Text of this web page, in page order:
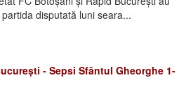
disputată luni seara...
- Sepsi Sfântul Gheorghe 1-